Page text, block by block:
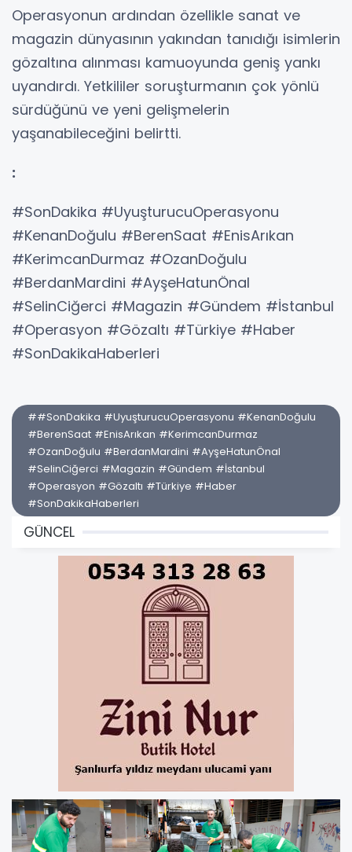
Operasyonun ardından özellikle sanat ve
magazin dünyasının yakından tanıdığı isimlerin
gözaltına alınması kamuoyunda geniş yankı
uyandırdı. Yetkililer soruşturmanın çok yönlü
sürdüğünü ve yeni gelişmelerin
yaşanabileceğini belirtti.
:
#SonDakika #UyuşturucuOperasyonu
#KenanDoğulu #BerenSaat #EnisArıkan
#KerimcanDurmaz #OzanDoğulu
#BerdanMardini #AyşeHatunÖnal
#SelinCiğerci #Magazin #Gündem #İstanbul
#Operasyon #Gözaltı #Türkiye #Haber
#SonDakikaHaberleri
##SonDakika #UyuşturucuOperasyonu #KenanDoğulu
#BerenSaat #EnisArıkan #KerimcanDurmaz
#OzanDoğulu #BerdanMardini #AyşeHatunÖnal
#SelinCiğerci #Magazin #Gündem #İstanbul
#Operasyon #Gözaltı #Türkiye #Haber
#SonDakikaHaberleri
GÜNCEL